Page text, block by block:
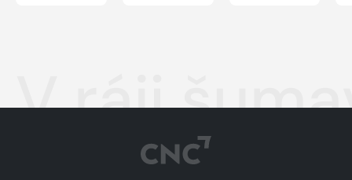
V ráji